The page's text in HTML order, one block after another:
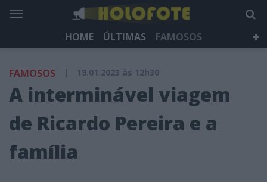
HOME ÚLTIMAS
FAMOSOS
HOLOFOTE TV
NEWSLETTER
FAMOSOS | 19.01.2023 às 12h30
A interminável viagem
de Ricardo Pereira e a
família